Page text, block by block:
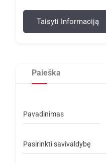
Taisyti Informaciją
Paieška
Pavadinimas
Pasirinkti savivaldybę